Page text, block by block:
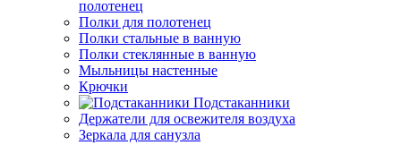
полотенец
Полки для полотенец
Полки стальные в ванную
Полки стеклянные в ванную
Мыльницы настенные
Крючки
Подстаканники
Держатели для освежителя воздуха
Зеркала для санузла